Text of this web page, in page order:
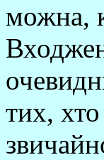
можна,
тих, хто